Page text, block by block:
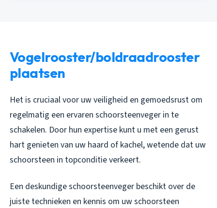
Vogelrooster/boldraadrooster
plaatsen
Het is cruciaal voor uw veiligheid en gemoedsrust om
regelmatig een ervaren schoorsteenveger in te
schakelen. Door hun expertise kunt u met een gerust
hart genieten van uw haard of kachel, wetende dat uw
schoorsteen in topconditie verkeert.
Een deskundige schoorsteenveger beschikt over de
juiste technieken en kennis om uw schoorsteen